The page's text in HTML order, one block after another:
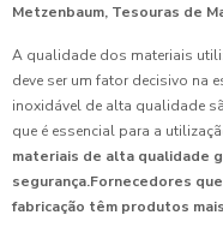
Metzenbaum, Tesouras de
A qualidade dos materiais
deve ser um fator decisivo na
inoxidável de alta qualidade
que é essencial para a
materiais de alta qualidade
segurança.Fornecedores
fabricação têm produtos